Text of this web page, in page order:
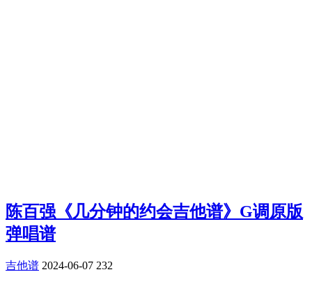
陈百强《几分钟的约会吉他谱》G调原版
弹唱谱
吉他谱 2024-06-07 232